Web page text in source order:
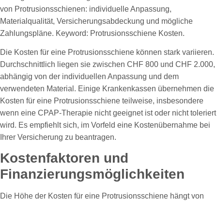
Die Kosten für eine Protrusionsschiene können stark variieren.
Durchschnittlich liegen sie zwischen CHF 800 und CHF 2.000,
abhängig von der individuellen Anpassung und dem
verwendeten Material. Einige Krankenkassen übernehmen die
Kosten für eine Protrusionsschiene teilweise, insbesondere
wenn eine CPAP-Therapie nicht geeignet ist oder nicht toleriert
wird. Es empfiehlt sich, im Vorfeld eine Kostenübernahme bei
Ihrer Versicherung zu beantragen.
Kostenfaktoren und
Finanzierungsmöglichkeiten
Die Höhe der Kosten für eine Protrusionsschiene hängt von